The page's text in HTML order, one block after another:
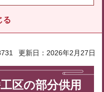
る
更新日：2026年2月27日
区の部分供用